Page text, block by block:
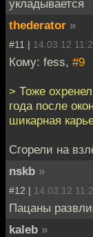
укладывается
thederator »
#11 | 14.03.12
Кому: fess, #9
> Тоже
года после
шикарная
Сгорели на
nskb »
#12 | 14.03.12
Пацаны
kaleb »